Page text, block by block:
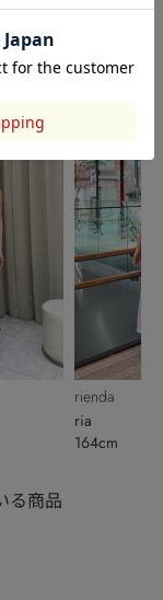
rienda
rienda
ria
164cm
る商品